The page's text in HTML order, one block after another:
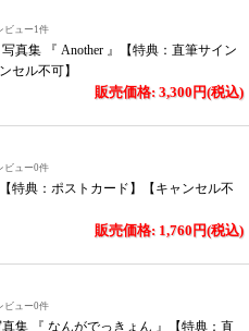
ビュー1件
真集 『 Another 』【特典：直筆サイン
セル不可】
販売価格: 3,300円(税込)
ビュー0件
特典：ポストカード】【キャンセル不
販売価格: 1,760円(税込)
ビュー0件
集 『 なんがでっきょん 』【特典：直